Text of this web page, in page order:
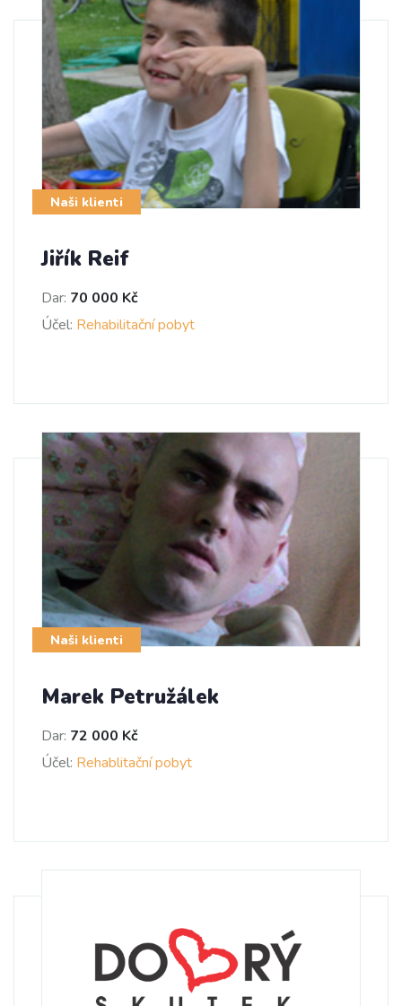
Naši klienti
Jiřík Reif
Dar: 70 000 Kč
Účel: Rehabilitační pobyt
Naši klienti
Marek Petružálek
Dar: 72 000 Kč
Účel: Rehablitační pobyt